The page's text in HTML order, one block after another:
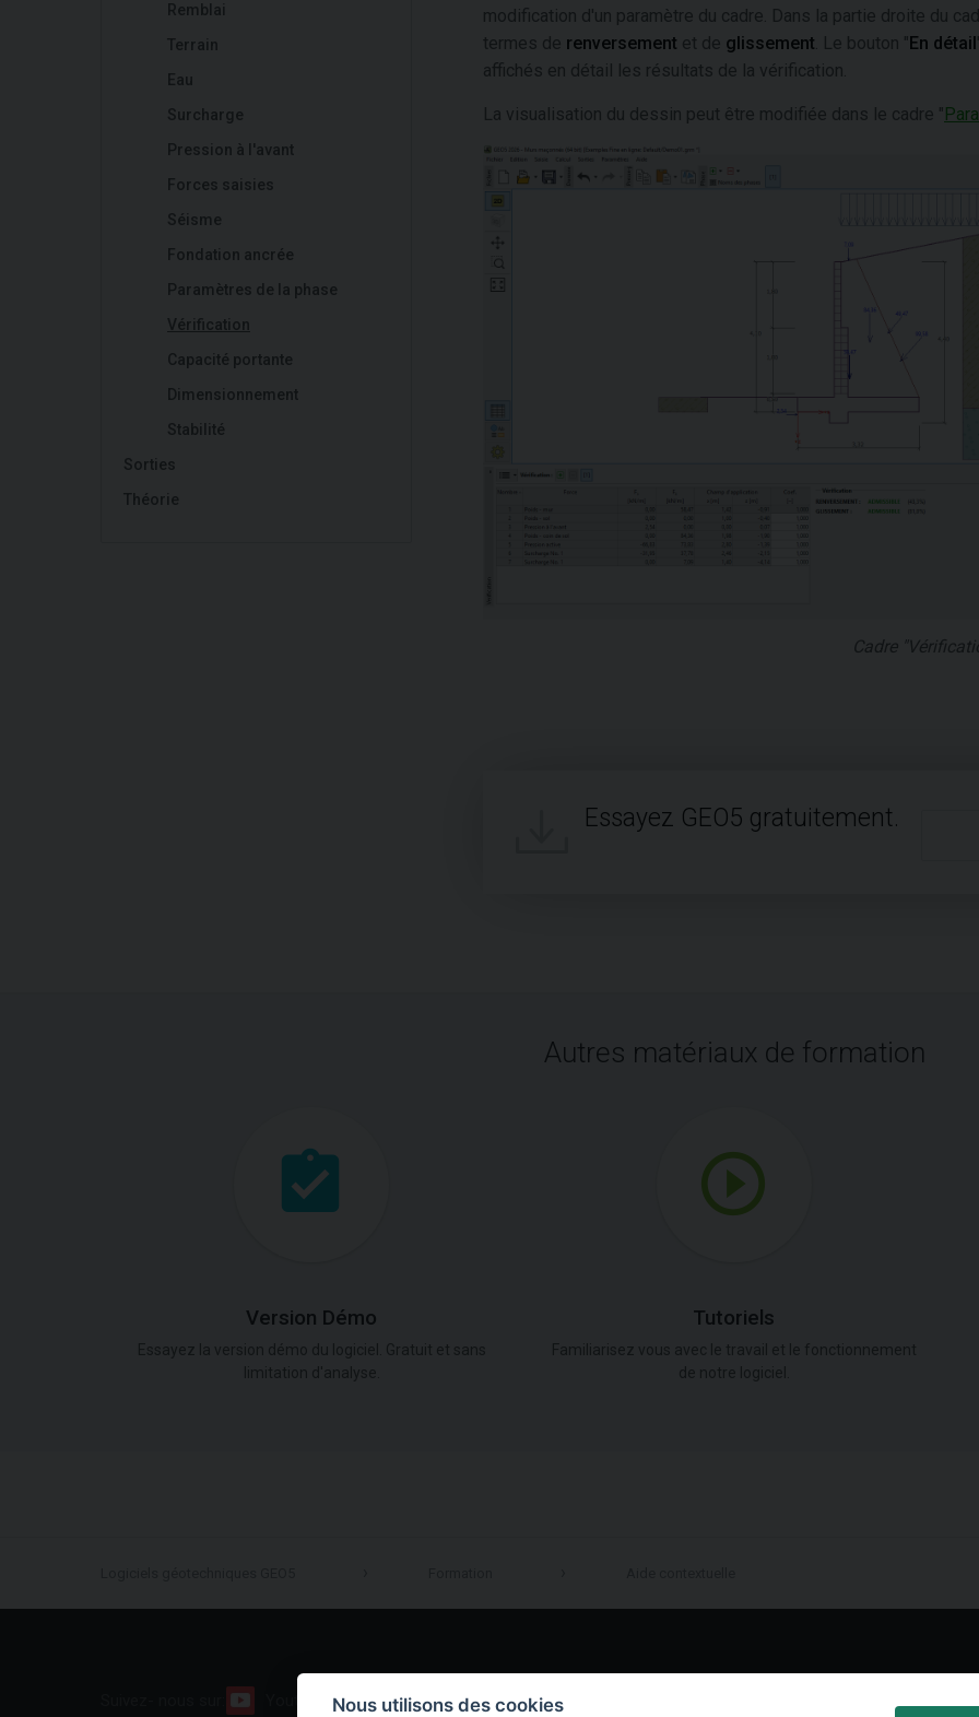
Remblai
Terrain
Eau
Surcharge
Pression à l'avant
Forces saisies
Séisme
Fondation ancrée
Paramètres de la phase
Vérification
Capacité portante
Dimensionnement
Stabilité
Sorties
Théorie
modification d'un paramètre du cadre. Dans la partie droite du
termes de renversement et de glissement . Le bouton "En détail
affichés en détail les résultats de la vérification.
La visualisation du dessin peut être modifiée dans le cadre "
Cadre
Essayez GEO5 gratuitement.
Autres matériaux de formation
Version Démo Tutoriels
Facebook LinkedIn
Nous utilisons des cookies